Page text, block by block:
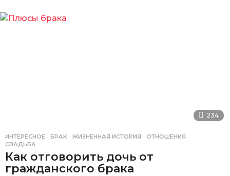
234
ИНТЕРЕСНОЕ БРАК ,ЖИЗНЕННАЯ ИСТОРИЯ ,ОТНОШЕНИЯ
СВАДЬБА
Как отговорить дочь от
гражданского брака